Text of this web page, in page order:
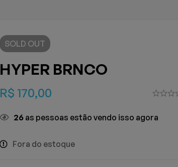
SOLD OUT
HYPER BRNCO
R$ 170,00
26 as pessoas estão vendo isso agora
Fora do estoque